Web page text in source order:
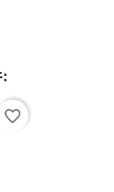
favorite_border